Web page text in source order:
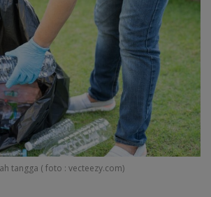
tangga ( foto : vecteezy.com)